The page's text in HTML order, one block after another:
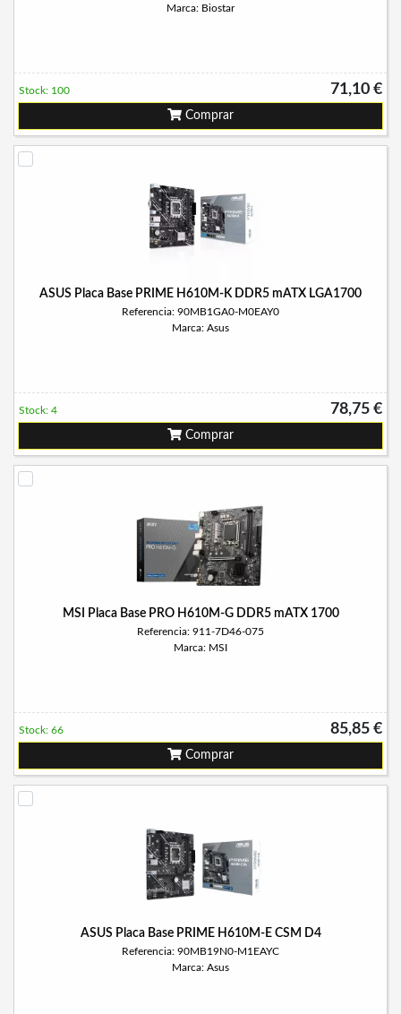
Marca: Biostar
71,10 €
Stock: 100
Comprar
ASUS Placa Base PRIME H610M-K DDR5 mATX LGA1700
Referencia: 90MB1GA0-M0EAY0
Marca: Asus
78,75 €
Stock: 4
Comprar
MSI Placa Base PRO H610M-G DDR5 mATX 1700
Referencia: 911-7D46-075
Marca: MSI
85,85 €
Stock: 66
Comprar
ASUS Placa Base PRIME H610M-E CSM D4
Referencia: 90MB19N0-M1EAYC
Marca: Asus